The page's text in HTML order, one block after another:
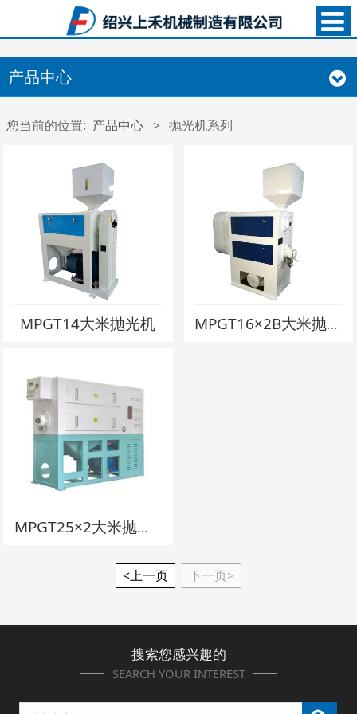
产品中心
您当前的位置: 产品中心 > 抛光机系列
MPGT14大米抛光机 MPGT16×2B大米抛光机
MPGT25×2大米抛光机
<上一页 下一页>
搜索您感兴趣的
SEARCH YOUR INTEREST